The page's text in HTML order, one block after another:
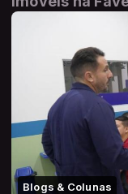
Blogs & Colunas